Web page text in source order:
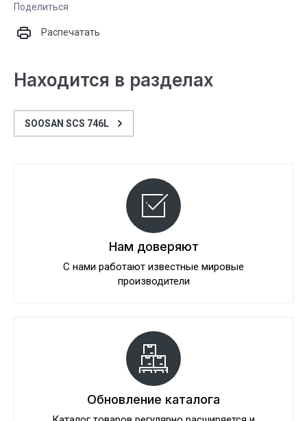
Поделиться
Распечатать
Находится в разделах
SOOSAN SCS 746L
Нам доверяют
С нами работают известные мировые
производители
Обновление каталога